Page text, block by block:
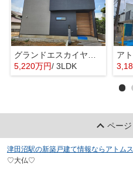
5,220万円/ 3LDK
ペー
津田沼駅の新築戸建て情報ならアトム
♡大仏♡